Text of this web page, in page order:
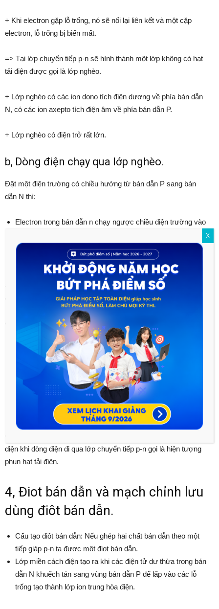
+ Khi electron gặp lỗ trống, nó sẽ nối lại liên kết và một cặp
electron, lỗ trống bị biến mất.
=> Tại lớp chuyển tiếp p-n sẽ hình thành một lớp không có hạt
tải điện được gọi là lớp nghèo.
+ Lớp nghèo có các ion dono tích điện dương về phía bán dẫn
N, có các ion axepto tích điện âm về phía bán dẫn P.
+ Lớp nghèo có điện trở rất lớn.
b, Dòng điện chạy qua lớp nghèo.
Đặt một điện trường có chiều hướng từ bán dẫn P sang bán
dẫn N thì:
Electron trong bán dẫn n chạy ngược chiều điện trường vào
Lỗ trống trong bán dẫn p chạy theo cùng chiều điện trường
=> Lớp nghèo có hạt tải điện và trở nên dẫn điện => Dòng điện
chạy qua lớp nghèo từ miền bán dẫn p sang miền bán dẫn n.
Quy ước:
Chiều thuận là chiều từ dòng điện qua lớp nghèo từ p sang
Chiều ngược là chiều dòng điện không qua lớp nghèo từ n
sang p.
c, Hiện tượng phun hạt tải điện.
Các hạt tải điện đi vào lớp nghèo có thể đi tiếp sang miền đối
diện khi dòng điện đi qua lớp chuyển tiếp p-n gọi là hiện tượng
phun hạt tải điện.
4, Điot bán dẫn và mạch chỉnh lưu
dùng điôt bán dẫn.
Cấu tạo điôt bán dẫn: Nếu ghép hai chất bán dẫn theo một
tiếp giáp p-n ta được một điot bán dẫn.
Lớp miền cách điện tạo ra khi các điện tử dư thừa trong bán
dẫn N khuếch tán sang vùng bán dẫn P để lấp vào các lỗ
trống tạo thành lớp ion trung hòa điện.
X